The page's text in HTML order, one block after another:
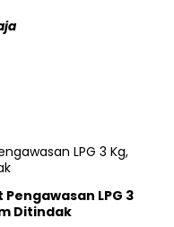
LPG 3
Ditindak